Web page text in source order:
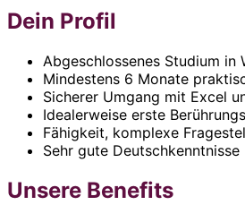
Dein Profil
Abgeschlossenes Studium
Mindestens 6 Monate
Sicherer Umgang mit Excel
Idealerweise erste
Fähigkeit, komplexe
Sehr gute
Unsere Benefits